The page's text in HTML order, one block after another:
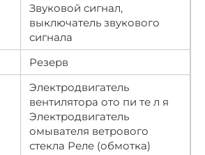
Звуковой сигнал,
выключатель звукового
сигнала
Резерв
Электродвигатель
вентилятора ото пи те л я
Электродвигатель
омывателя ветрового
стекла Реле (обмотка)